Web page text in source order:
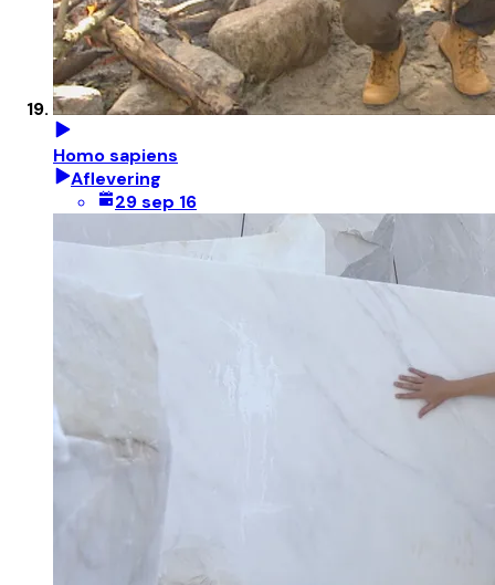
Homo sapiens
Aflevering
29 sep 16